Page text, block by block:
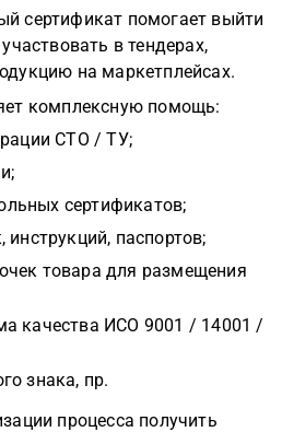
сертификат помогает выйти
в тендерах,
на маркетплейсах.
комплексную помощь:
СТО / ТУ;
сертификатов;
инструкций, паспортов;
товара для размещения
качества ИСО 9001 / 14001 /
знака, пр.
процесса получить